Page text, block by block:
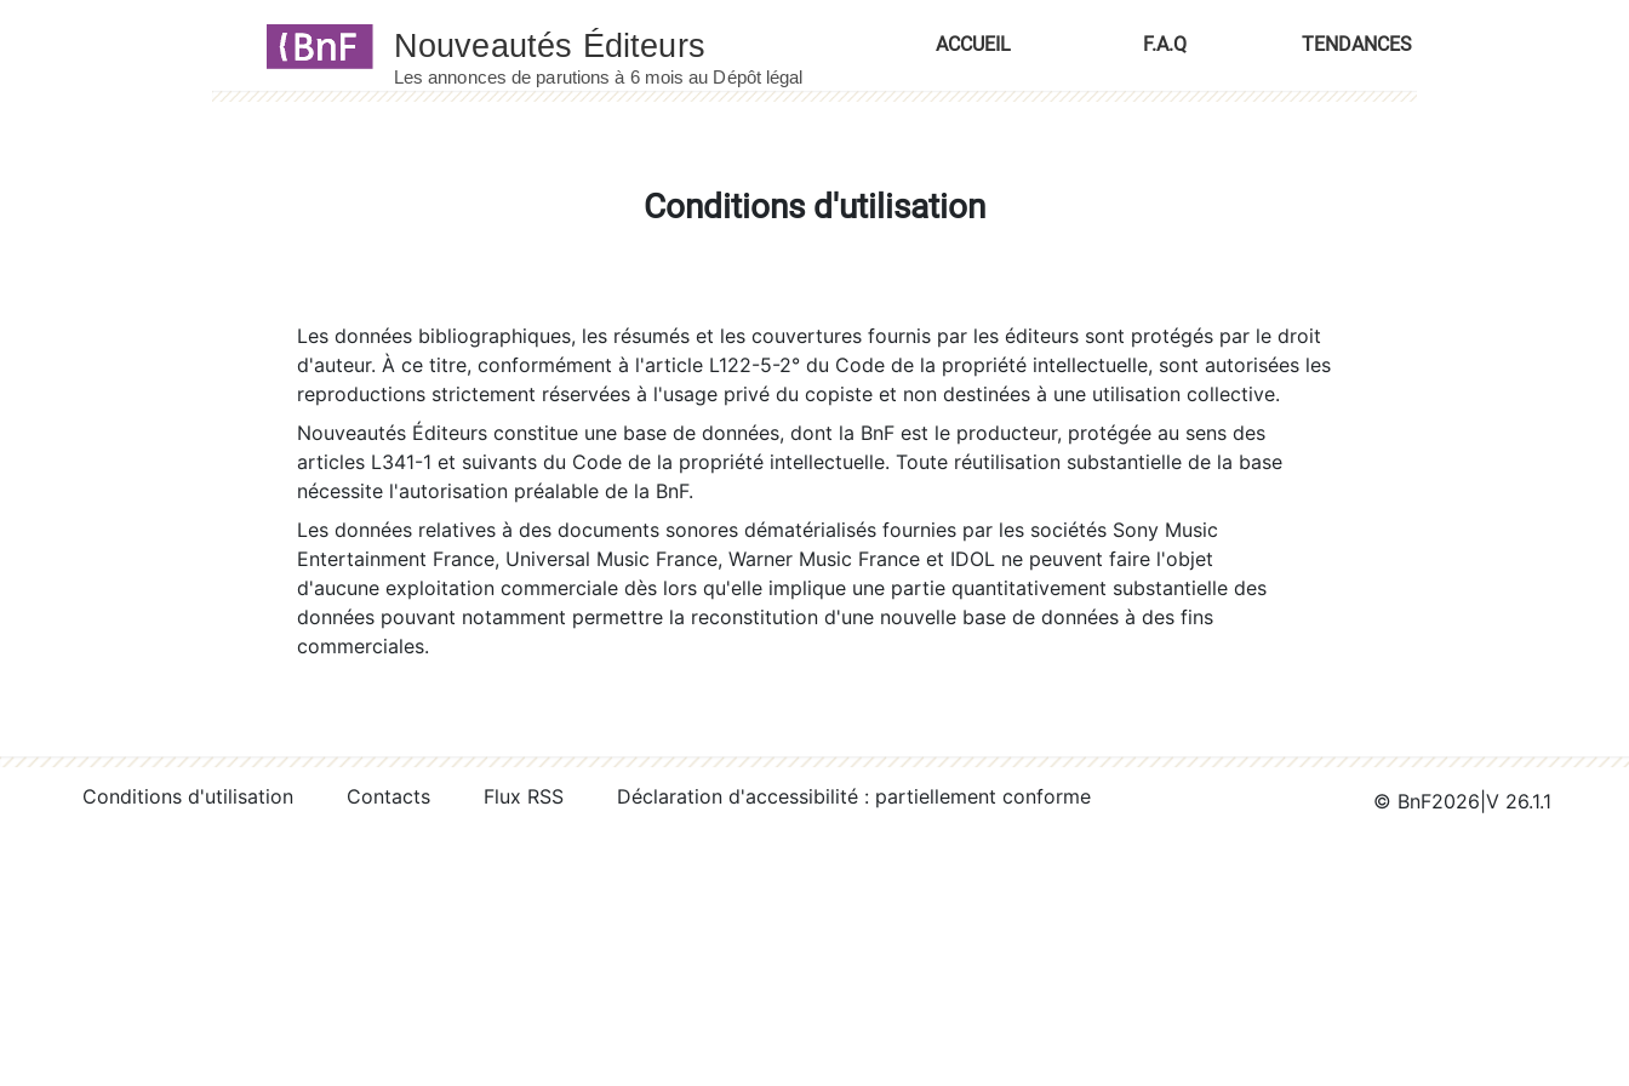
ACCUEIL F.A.Q TENDANCES
Conditions d'utilisation
Les données bibliographiques, les résumés et les couvertures fournis par les éditeurs sont protégés par le droit
d'auteur. À ce titre, conformément à l'article L122-5-2° du Code de la propriété intellectuelle, sont autorisées les
reproductions strictement réservées à l'usage privé du copiste et non destinées à une utilisation collective.
Nouveautés Éditeurs constitue une base de données, dont la BnF est le producteur, protégée au sens des
articles L341-1 et suivants du Code de la propriété intellectuelle. Toute réutilisation substantielle de la base
nécessite l'autorisation préalable de la BnF.
Les données relatives à des documents sonores dématérialisés fournies par les sociétés Sony Music
Entertainment France, Universal Music France, Warner Music France et IDOL ne peuvent faire l'objet
d'aucune exploitation commerciale dès lors qu'elle implique une partie quantitativement substantielle des
données pouvant notamment permettre la reconstitution d'une nouvelle base de données à des fins
commerciales.
Conditions d'utilisation Contacts Flux RSS Déclaration d'accessibilité : partiellement conforme © BnF2026 V 26.1.1